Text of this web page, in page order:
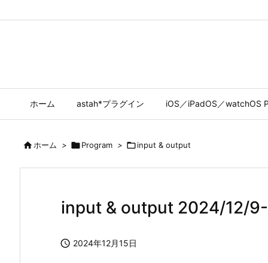
ホーム astah*プラグイン iOS／iPadOS／watchOS
ホーム > Program > input & output
input & output 2024/12/
 2024年12月15日